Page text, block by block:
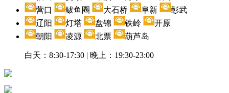
营口
鲅鱼圈 大石桥 阜新
彰武
辽阳
灯塔 盘锦 铁岭
开原
朝阳
凌源 北票 葫芦岛
白天：8:30-17:30 | 晚上：19:30-23:00